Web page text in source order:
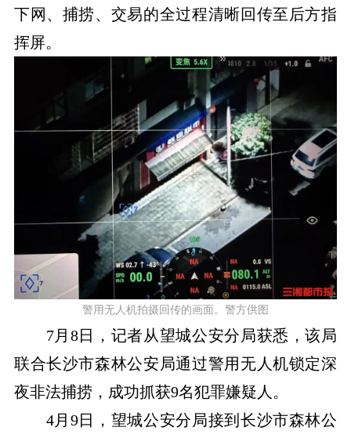
下网、捕捞、交易的全过程清晰回传至后方指
挥屏。
警用无人机拍摄回传的画面。警方供图
7月8日，记者从望城公安分局获悉，该局
联合长沙市森林公安局通过警用无人机锁定深
夜非法捕捞，成功抓获9名犯罪嫌疑人。
4月9日，望城公安分局接到长沙市森林公